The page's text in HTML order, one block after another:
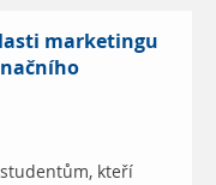
marketingu
kteří